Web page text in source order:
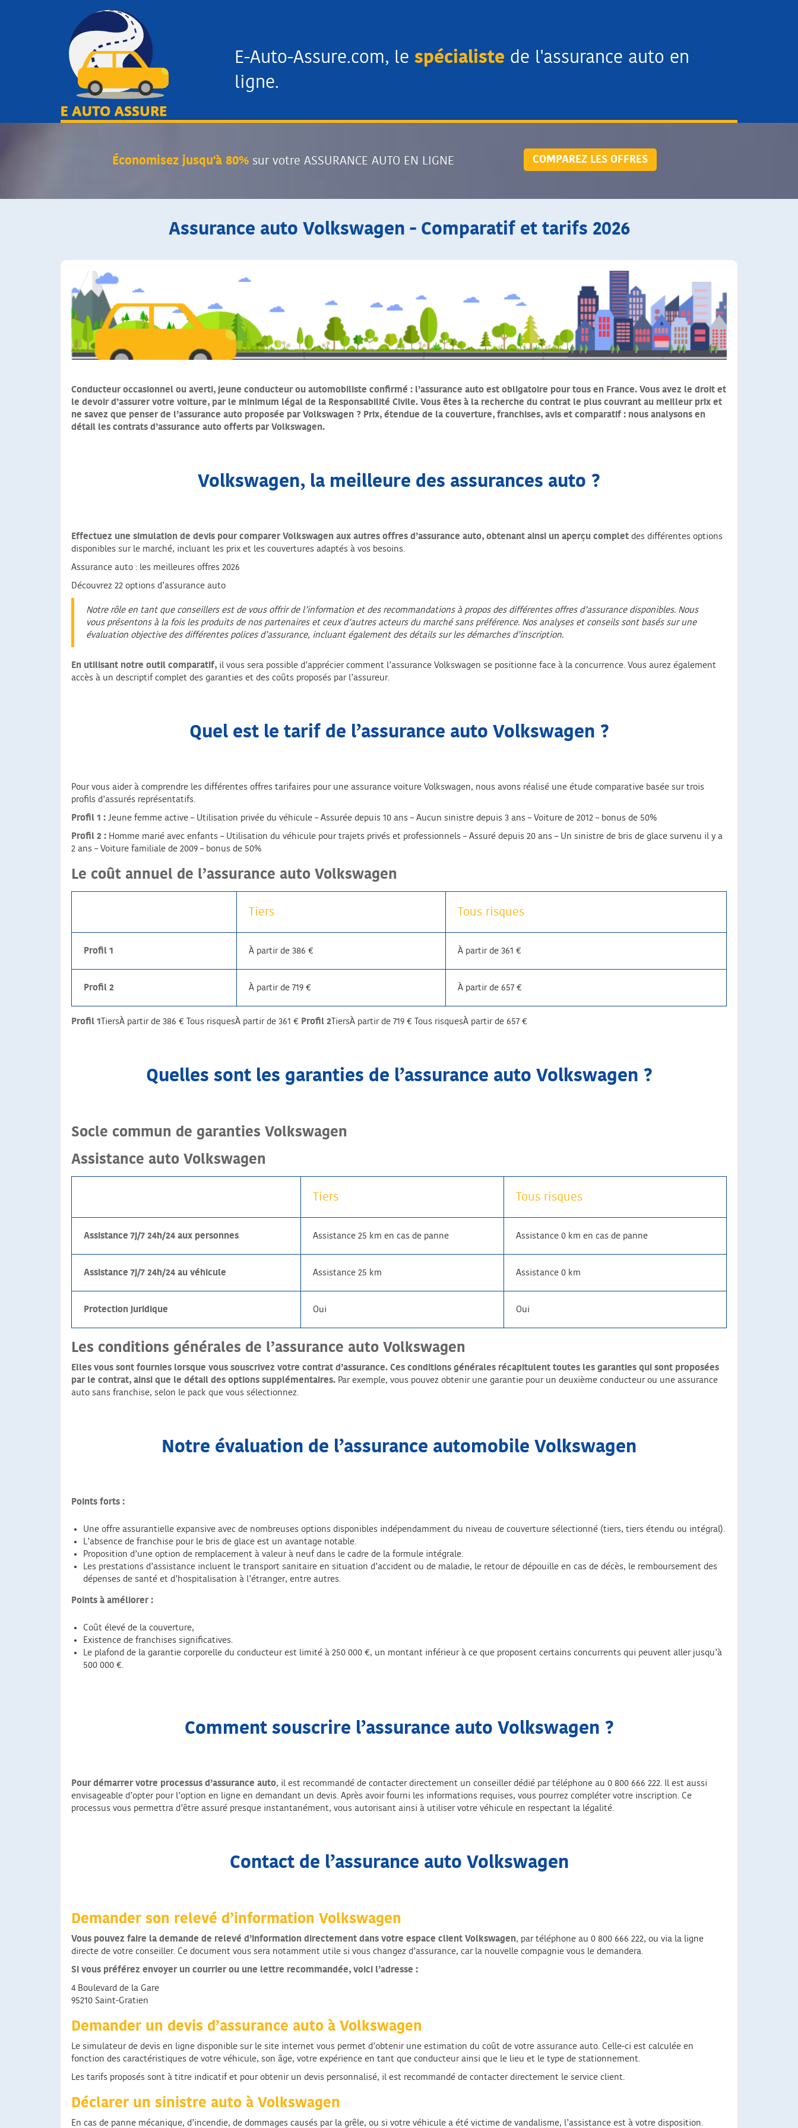
E-Auto-Assure.com, le spécialiste de l'assurance auto en
ligne.
Économisez jusqu'à 80% sur votre ASSURANCE AUTO EN LIGNE COMPAREZ LES OFFRES
Assurance auto Volkswagen - Comparatif et tarifs 2026
Conducteur occasionnel ou averti, jeune conducteur ou automobiliste confirmé : l’assurance auto est obligatoire pour tous en France. Vous avez le droit et
le devoir d’assurer votre voiture, par le minimum légal de la Responsabilité Civile. Vous êtes à la recherche du contrat le plus couvrant au meilleur prix et
ne savez que penser de l’assurance auto proposée par Volkswagen ? Prix, étendue de la couverture, franchises, avis et comparatif : nous analysons en
détail les contrats d’assurance auto offerts par Volkswagen.
Volkswagen, la meilleure des assurances auto ?
Effectuez une simulation de devis pour comparer Volkswagen aux autres offres d’assurance auto, obtenant ainsi un aperçu complet des différentes options
disponibles sur le marché, incluant les prix et les couvertures adaptés à vos besoins.
Assurance auto : les meilleures offres 2026
Découvrez 22 options d’assurance auto
Notre rôle en tant que conseillers est de vous offrir de l’information et des recommandations à propos des différentes offres d’assurance disponibles. Nous
vous présentons à la fois les produits de nos partenaires et ceux d’autres acteurs du marché sans préférence. Nos analyses et conseils sont basés sur une
évaluation objective des différentes polices d’assurance, incluant également des détails sur les démarches d’inscription.
En utilisant notre outil comparatif, il vous sera possible d’apprécier comment l’assurance Volkswagen se positionne face à la concurrence. Vous aurez également
accès à un descriptif complet des garanties et des coûts proposés par l’assureur.
Quel est le tarif de l’assurance auto Volkswagen ?
Pour vous aider à comprendre les différentes offres tarifaires pour une assurance voiture Volkswagen, nous avons réalisé une étude comparative basée sur trois
profils d’assurés représentatifs.
Profil 1 : Jeune femme active – Utilisation privée du véhicule – Assurée depuis 10 ans – Aucun sinistre depuis 3 ans – Voiture de 2012 – bonus de 50%
Profil 2 : Homme marié avec enfants – Utilisation du véhicule pour trajets privés et professionnels – Assuré depuis 20 ans – Un sinistre de bris de glace survenu il y a
2 ans – Voiture familiale de 2009 – bonus de 50%
Le coût annuel de l’assurance auto Volkswagen
Tiers Tous risques
Profil 1 À partir de 386 € À partir de 361 €
Profil 2 À partir de 719 € À partir de 657 €
Profil 1 TiersÀ partir de 386 € Tous risquesÀ partir de 361 € Profil 2 TiersÀ partir de 719 € Tous risquesÀ partir de 657 €
Quelles sont les garanties de l’assurance auto Volkswagen ?
Socle commun de garanties Volkswagen
Assistance auto Volkswagen
Tiers Tous risques
Assistance 7j/7 24h/24 aux personnes Assistance 25 km en cas de panne Assistance 0 km en cas de panne
Assistance 7j/7 24h/24 au véhicule Assistance 25 km Assistance 0 km
Protection juridique Oui Oui
Les conditions générales de l’assurance auto Volkswagen
Elles vous sont fournies lorsque vous souscrivez votre contrat d’assurance. Ces conditions générales récapitulent toutes les garanties qui sont proposées
par le contrat, ainsi que le détail des options supplémentaires. Par exemple, vous pouvez obtenir une garantie pour un deuxième conducteur ou une assurance
auto sans franchise, selon le pack que vous sélectionnez.
Notre évaluation de l’assurance automobile Volkswagen
Points forts :
Une offre assurantielle expansive avec de nombreuses options disponibles indépendamment du niveau de couverture sélectionné (tiers, tiers étendu ou intégral).
L’absence de franchise pour le bris de glace est un avantage notable.
Proposition d’une option de remplacement à valeur à neuf dans le cadre de la formule intégrale.
Les prestations d’assistance incluent le transport sanitaire en situation d’accident ou de maladie, le retour de dépouille en cas de décès, le remboursement des
dépenses de santé et d’hospitalisation à l’étranger, entre autres.
Points à améliorer :
Coût élevé de la couverture,
Existence de franchises significatives.
Le plafond de la garantie corporelle du conducteur est limité à 250 000 €, un montant inférieur à ce que proposent certains concurrents qui peuvent aller jusqu’à
500 000 €.
Comment souscrire l’assurance auto Volkswagen ?
Pour démarrer votre processus d’assurance auto, il est recommandé de contacter directement un conseiller dédié par téléphone au 0 800 666 222. Il est aussi
envisageable d’opter pour l’option en ligne en demandant un devis. Après avoir fourni les informations requises, vous pourrez compléter votre inscription. Ce
processus vous permettra d’être assuré presque instantanément, vous autorisant ainsi à utiliser votre véhicule en respectant la légalité.
Contact de l’assurance auto Volkswagen
Demander son relevé d’information Volkswagen
Vous pouvez faire la demande de relevé d’information directement dans votre espace client Volkswagen, par téléphone au 0 800 666 222, ou via la ligne
directe de votre conseiller. Ce document vous sera notamment utile si vous changez d’assurance, car la nouvelle compagnie vous le demandera.
Si vous préférez envoyer un courrier ou une lettre recommandée, voici l’adresse :
4 Boulevard de la Gare
95210 Saint-Gratien
Demander un devis d’assurance auto à Volkswagen
Le simulateur de devis en ligne disponible sur le site internet vous permet d’obtenir une estimation du coût de votre assurance auto. Celle-ci est calculée en
fonction des caractéristiques de votre véhicule, son âge, votre expérience en tant que conducteur ainsi que le lieu et le type de stationnement.
Les tarifs proposés sont à titre indicatif et pour obtenir un devis personnalisé, il est recommandé de contacter directement le service client.
Déclarer un sinistre auto à Volkswagen
En cas de panne mécanique, d’incendie, de dommages causés par la grêle, ou si votre véhicule a été victime de vandalisme, l’assistance est à votre disposition.